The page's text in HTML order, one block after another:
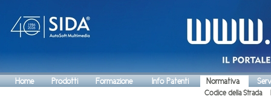
Home Prodotti Formazione Info Patenti Normativa
Codice della Strada